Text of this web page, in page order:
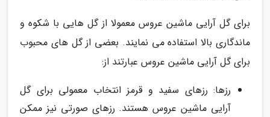
برای گل آرایی ماشین عروس معمولا از گل هایی با شکوه و
ماندگاری بالا استفاده می نمایند. بعضی از گل های محبوب
برای گل آرایی ماشین عروس عبارتند از:
رزها: رزهای سفید و قرمز انتخاب معمولی برای گل
آرایی ماشین عروس هستند. رزهای صورتی نیز ممکن